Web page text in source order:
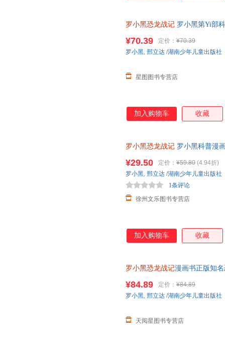
罗小黑恐龙战记 罗小黑第Yi部
¥70.39 定价： ¥70.39
星图图书专营店
罗小黑, 邢立达 /湖南少年儿童出版社
加入购物车 收藏
罗小黑恐龙战记 罗小黑科普漫
¥29.50 定价： ¥59.80 (4.94折)
徐州文乐图书专营店
1条评论
罗小黑, 邢立达 /湖南少年儿童出版社
加入购物车 收藏
罗小黑恐龙战记漫画书正版知
¥84.89 定价： ¥84.89
天阅星图书专营店
罗小黑, 邢立达 /湖南少年儿童出版社